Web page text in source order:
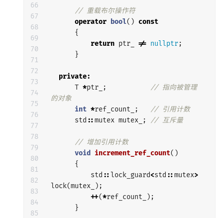
66
67
68
69
70
71
72
73
74
75
76
77
78
79
80
81
82
83
84
85
// 重载布尔操作符
operator
bool() const
{
return ptr_ != nullptr;
}
private:
T *ptr_ ;
// 指向被管理
的对象
int *ref_count_ ;
// 引用计数
std ::mutex mutex_ ; // 互斥量
// 增加引用计数
void
increment_ref_count()
{
std ::lock_guard<std ::mutex>
lock(mutex_ );
++(*ref_count_
);
}